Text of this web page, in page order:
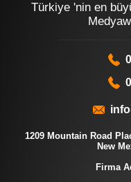
Türkiye 'nin en
1209 Mountain Road
New
Firma